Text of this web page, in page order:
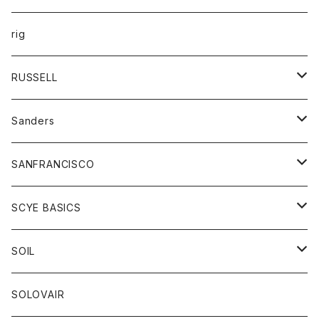
ニット
ベスト
コート
ボトム
ワンピース
キッズ
オーバーオール
ボトム
ペインターパンツ
トップス
Tシャツ
グッズ
帽子
rig
RUSSELL
アウター
コート
パーカー
スカート
Tシャツ
トップス
Tシャツ
ボトム
Sanders
グッズ
靴
SANFRANCISCO
アウター
カーディガン
コート
グッズ
ネクタイ
アクセサリー
SCYE BASICS
ボトム
ジーンズ
トップス
SOIL
靴
SOLOVAIR